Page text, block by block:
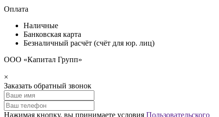
Оплата
Наличные
Банковская карта
Безналичный расчёт (счёт для юр. лиц)
ООО «Капитал Групп»
×
Заказать обратный звонок
Нажимая кнопку, вы принимаете условия Пользовательского